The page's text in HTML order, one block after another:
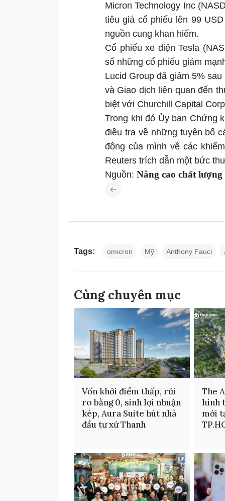
Micron Technology Inc
tiêu giá cổ phiếu lên 99
nguồn cung khan hiếm.
Cổ phiếu xe điện Tesla
số những cổ phiếu giảm
Lucid Group đã giảm 5%
và Giao dịch liên quan đến
biệt với Churchill Capital
Trong khi đó Ủy ban Chứng
điều tra về những tuyên bố
đông của mình về các
Reuters trích dẫn một bức
Nguồn: Nâng cao chất
Tags: omicron Mỹ Anthony Fauci
Cùng chuyên mục
Vốn khởi điểm thấp, rủi
ro bằng 0, sinh lợi nhuận
kép, Aura Suite hút nhà
đầu tư xứ Thanh
The
hình
mới